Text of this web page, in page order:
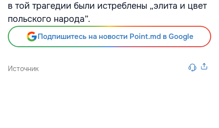
в той трагедии были истреблены „элита и цвет
польского народа”.
Подпишитесь на новости Point.md в Google
Источник